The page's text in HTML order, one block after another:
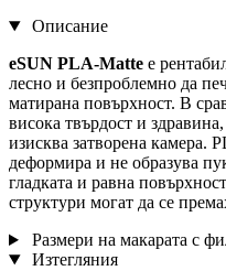
Описание
eSUN PLA-Matte е
лесно и безпроблемно да
матирана повърхност. В
висока твърдост и
изисква затворена камера.
деформира и не образува
гладката и равна
структури могат да се
Размери на макарата с
Изтегляния